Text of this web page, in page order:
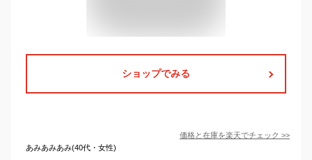
ショップでみる
価格と在庫を楽天でチェック >>
あみあみあみ(40代・女性)